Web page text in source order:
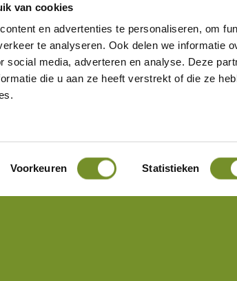
van cookies
en advertenties te personaliseren, om
te analyseren. Ook delen we informatie
social media, adverteren en analyse. Deze
die u aan ze heeft verstrekt of die ze
Voorkeuren Statistieken
Spots, Set von 2 Stück
und Splitter)
P226372
Trafo /
Up/
‹‹